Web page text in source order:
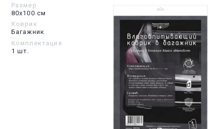
Размер
80х100 см
Коврик
Багажник
Комплектация
1 шт.